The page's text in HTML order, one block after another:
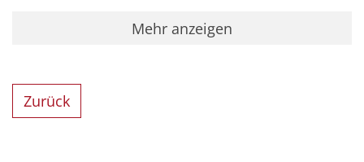
Mehr anzeigen
Zurück